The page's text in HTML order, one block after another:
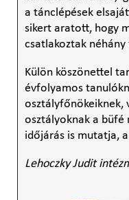
a tánclépések
sikert aratott, hogy
csatlakoztak
Külön köszönettel
évfolyamos
osztályfőnökeiknek,
osztályoknak a büfé
időjárás is mutatja,
Lehoczky Judit